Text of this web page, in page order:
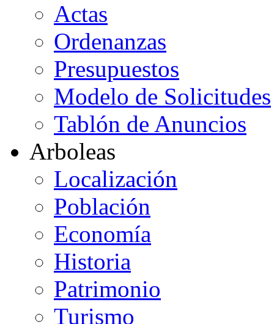
Actas
Ordenanzas
Presupuestos
Modelo de Solicitudes
Tablón de Anuncios
Arboleas
Localización
Población
Economía
Historia
Patrimonio
Turismo